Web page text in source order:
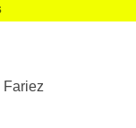
Fariez